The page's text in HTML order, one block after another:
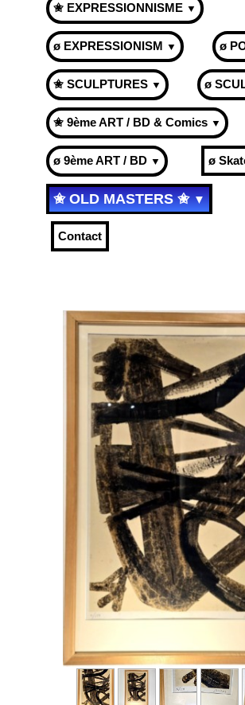
✬ EXPRESSIONNISME ▼
ø EXPRESSIONISM ▼ ø
✬ SCULPTURES ▼ ø
✬ 9ème ART / BD & Comics ▼
ø 9ème ART / BD ▼ ø
✬ OLD MASTERS ✬▼
Contact